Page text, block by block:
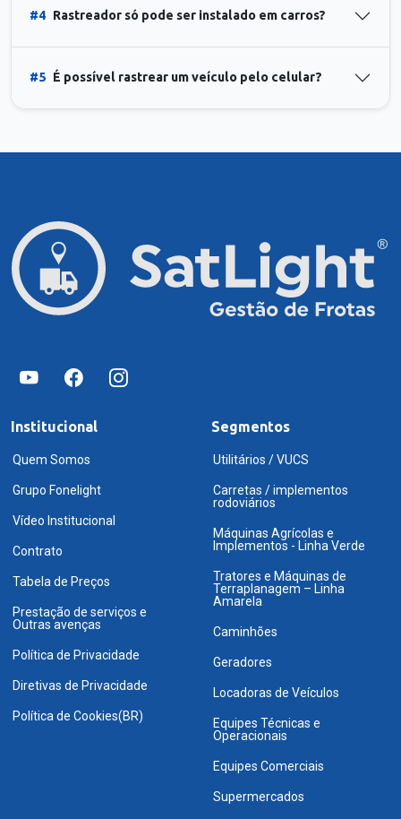
#4 Rastreador só pode ser instalado em carros?
#5 É possível rastrear um veículo pelo celular?
Institucional
Quem Somos
Grupo Fonelight
Vídeo Institucional
Contrato
Tabela de Preços
Prestação de serviços e
Outras avenças
Política de Privacidade
Diretivas de Privacidade
Política de Cookies(BR)
Segmentos
Utilitários / VUCS
Carretas / implementos
rodoviários
Máquinas Agrícolas e
Implementos - Linha Verde
Tratores e Máquinas de
Terraplanagem – Linha
Amarela
Caminhões
Geradores
Locadoras de Veículos
Equipes Técnicas e
Operacionais
Equipes Comerciais
Supermercados